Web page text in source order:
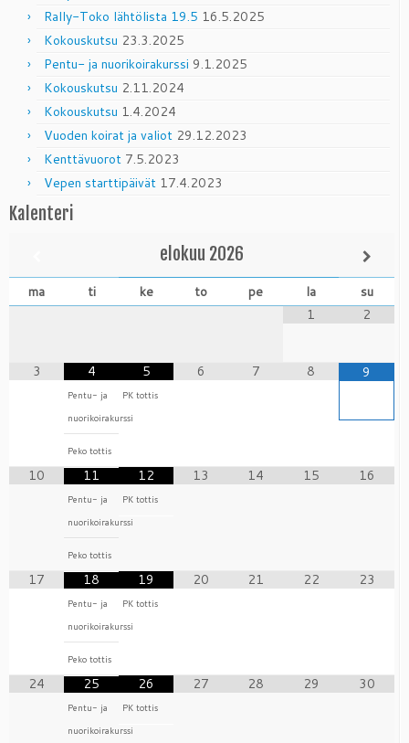
Rally-Toko lähtölista 19.5 16.5.2025
Kokouskutsu 23.3.2025
Pentu- ja nuorikoirakurssi 9.1.2025
Kokouskutsu 2.11.2024
Kokouskutsu 1.4.2024
Vuoden koirat ja valiot 29.12.2023
Kenttävuorot 7.5.2023
Vepen starttipäivät 17.4.2023
Kalenteri
elokuu 2026
ma ti ke to pe la
su
1
2
3 4
Pentu- ja
nuorikoirakurssi
Peko tottis
5
PK tottis
6 7 8 9
10 11
Pentu- ja
nuorikoirakurssi
Peko tottis
12
PK tottis
13 14 15 16
17 18
Pentu- ja
nuorikoirakurssi
Peko tottis
19
PK tottis
20 21 22 23
24 25
Pentu- ja
nuorikoirakurssi
26
PK tottis
27 28 29 30